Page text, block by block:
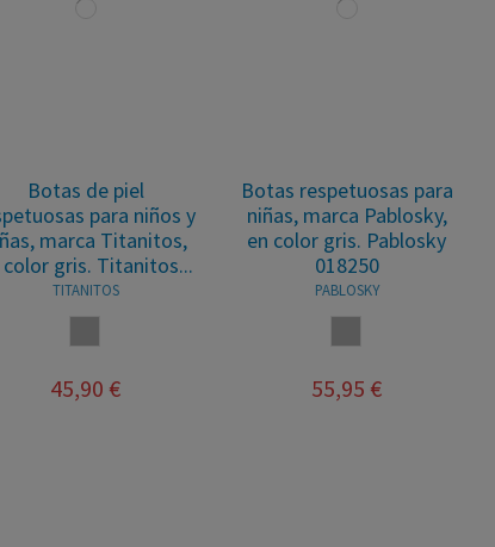
Botas de piel
para niños y
marca Titanitos,
color gris. Titanitos...
TITANITOS
45,90 €
Botas respetuosas para
niñas, marca Pablosky,
en color gris. Pablosky
018250
PABLOSKY
55,95 €